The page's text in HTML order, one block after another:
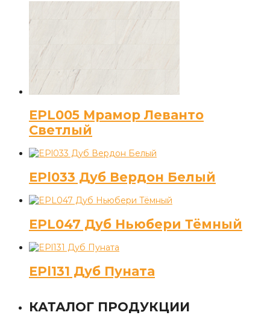
EPL005 Мрамор Леванто
Светлый
EPl033 Дуб Вердон Белый
EPL047 Дуб Ньюбери Тёмный
EPl131 Дуб Пуната
КАТАЛОГ ПРОДУКЦИИ